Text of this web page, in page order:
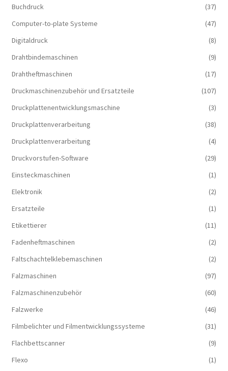
Buchdruck
(37)
Computer-to-plate Systeme
(47)
Digitaldruck
(8)
Drahtbindemaschinen
(9)
Drahtheftmaschinen
(17)
Druckmaschinenzubehör und Ersatzteile
(107)
Druckplattenentwicklungsmaschine
(3)
Druckplattenverarbeitung
(38)
Druckplattenverarbeitung
(4)
Druckvorstufen-Software
(29)
Einsteckmaschinen
(1)
Elektronik
(2)
Ersatzteile
(1)
Etikettierer
(11)
Fadenheftmaschinen
(2)
Faltschachtelklebemaschinen
(2)
Falzmaschinen
(97)
Falzmaschinenzubehör
(60)
Falzwerke
(46)
Filmbelichter und Filmentwicklungssysteme
(31)
Flachbettscanner
(9)
Flexo
(1)